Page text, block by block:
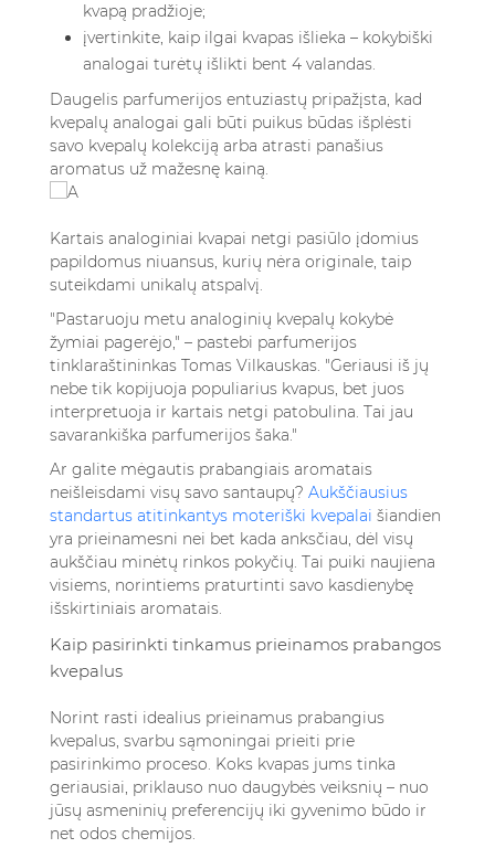
kvapą pradžioje;
įvertinkite, kaip ilgai kvapas išlieka – kokybiški
analogai turėtų išlikti bent 4 valandas.
Daugelis parfumerijos entuziastų pripažįsta, kad
kvepalų analogai gali būti puikus būdas išplėsti
savo kvepalų kolekciją arba atrasti panašius
aromatus už mažesnę kainą.
Kartais analoginiai kvapai netgi pasiūlo įdomius
papildomus niuansus, kurių nėra originale, taip
suteikdami unikalų atspalvį.
"Pastaruoju metu analoginių kvepalų kokybė
žymiai pagerėjo," – pastebi parfumerijos
tinklaraštininkas Tomas Vilkauskas. "Geriausi iš jų
nebe tik kopijuoja populiarius kvapus, bet juos
interpretuoja ir kartais netgi patobulina. Tai jau
savarankiška parfumerijos šaka."
Ar galite mėgautis prabangiais aromatais
neišleisdami visų savo santaupų? Aukščiausius
standartus atitinkantys moteriški kvepalai šiandien
yra prieinamesni nei bet kada anksčiau, dėl visų
aukščiau minėtų rinkos pokyčių. Tai puiki naujiena
visiems, norintiems praturtinti savo kasdienybę
išskirtiniais aromatais.
Kaip pasirinkti tinkamus prieinamos prabangos
kvepalus
Norint rasti idealius prieinamus prabangius
kvepalus, svarbu sąmoningai prieiti prie
pasirinkimo proceso. Koks kvapas jums tinka
geriausiai, priklauso nuo daugybės veiksnių – nuo
jūsų asmeninių preferencijų iki gyvenimo būdo ir
net odos chemijos.